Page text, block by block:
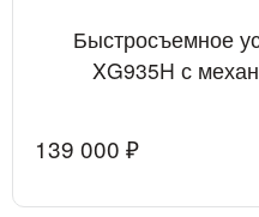
Быстросъемное
XG935H с
139 000 ₽